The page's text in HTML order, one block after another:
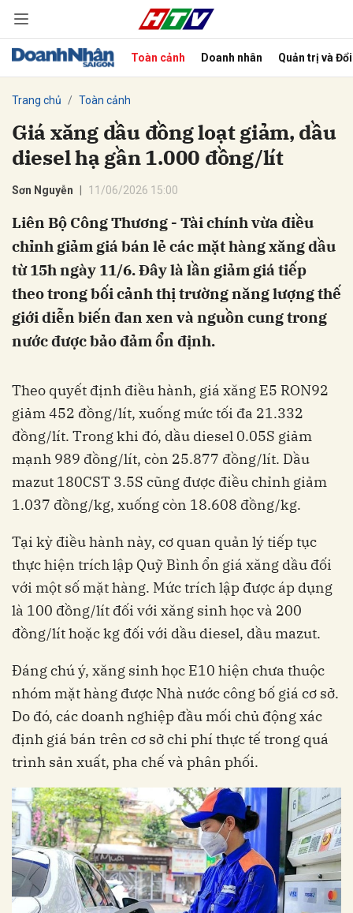
Toàn cảnh Doanh nhân Quản trị và
Trang chủ Toàn cảnh
Giá xăng dầu đồng loạt giảm, dầu
diesel hạ gần 1.000 đồng/lít
Sơn Nguyễn 11/06/2026 15:00
Liên Bộ Công Thương - Tài chính vừa điều
chỉnh giảm giá bán lẻ các mặt hàng xăng dầu
từ 15h ngày 11/6. Đây là lần giảm giá tiếp
theo trong bối cảnh thị trường năng lượng thế
giới diễn biến đan xen và nguồn cung trong
nước được bảo đảm ổn định.
Theo quyết định điều hành, giá xăng E5 RON92
giảm 452 đồng/lít, xuống mức tối đa 21.332
đồng/lít. Trong khi đó, dầu diesel 0.05S giảm
mạnh 989 đồng/lít, còn 25.877 đồng/lít. Dầu
mazut 180CST 3.5S cũng được điều chỉnh giảm
1.037 đồng/kg, xuống còn 18.608 đồng/kg.
Tại kỳ điều hành này, cơ quan quản lý tiếp tục
thực hiện trích lập Quỹ Bình ổn giá xăng dầu đối
với một số mặt hàng. Mức trích lập được áp dụng
là 100 đồng/lít đối với xăng sinh học và 200
đồng/lít hoặc kg đối với dầu diesel, dầu mazut.
Đáng chú ý, xăng sinh học E10 hiện chưa thuộc
nhóm mặt hàng được Nhà nước công bố giá cơ sở.
Do đó, các doanh nghiệp đầu mối chủ động xác
định giá bán trên cơ sở chi phí thực tế trong quá
trình sản xuất, pha chế và phân phối.
Hủy